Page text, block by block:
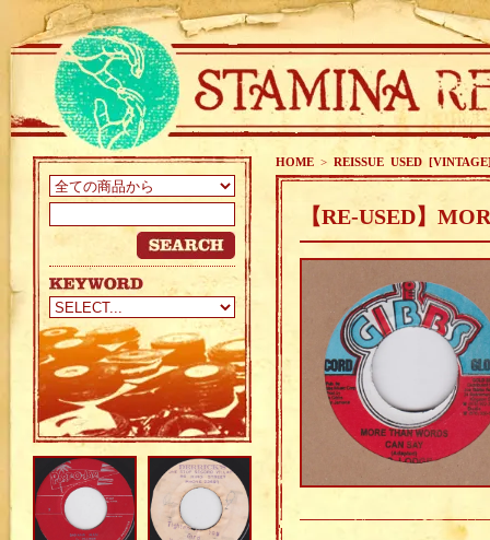
HOME > REISSUE USED
【RE-USED】